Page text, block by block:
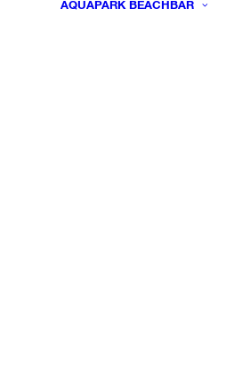
AQUAPARK BEACHBAR